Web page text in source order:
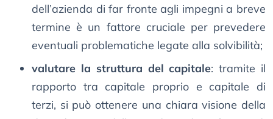
dell’azienda di far fronte agli impegni a breve
termine è un fattore cruciale per prevedere
eventuali problematiche legate alla solvibilità;
valutare la struttura del capitale: tramite il
rapporto tra capitale proprio e capitale di
terzi, si può ottenere una chiara visione della